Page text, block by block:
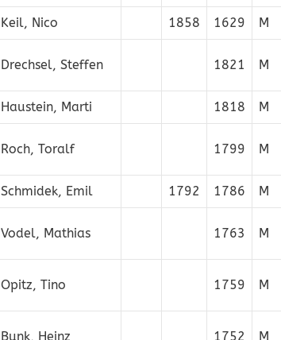
Keil, Nico 1858 1629 M
Drechsel, Steffen 1821 M
Haustein, Marti 1818 M
Roch, Toralf 1799 M
Schmidek, Emil 1792 1786 M
Vodel, Mathias 1763 M
Opitz, Tino 1759 M
Bunk, Heinz 1752 M